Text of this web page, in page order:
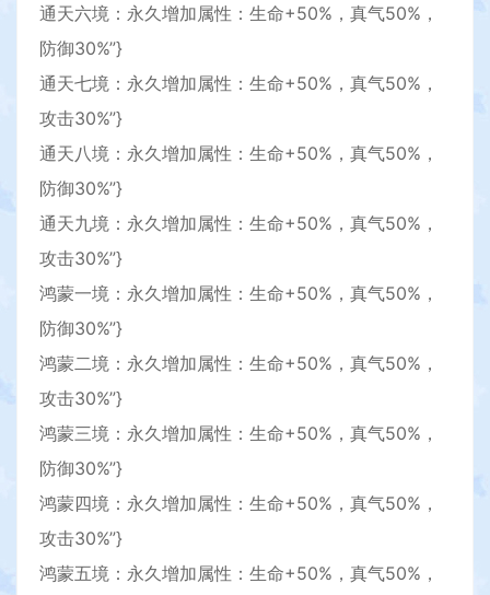
通天六境：永久增加属性：生命+50%，真气50%，
防御30%”}
通天七境：永久增加属性：生命+50%，真气50%，
攻击30%”}
通天八境：永久增加属性：生命+50%，真气50%，
防御30%”}
通天九境：永久增加属性：生命+50%，真气50%，
攻击30%”}
鸿蒙一境：永久增加属性：生命+50%，真气50%，
防御30%”}
鸿蒙二境：永久增加属性：生命+50%，真气50%，
攻击30%”}
鸿蒙三境：永久增加属性：生命+50%，真气50%，
防御30%”}
鸿蒙四境：永久增加属性：生命+50%，真气50%，
攻击30%”}
鸿蒙五境：永久增加属性：生命+50%，真气50%，